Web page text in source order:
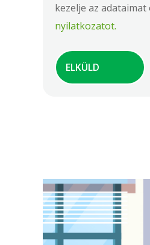
kezelje az
nyilatkozatot.